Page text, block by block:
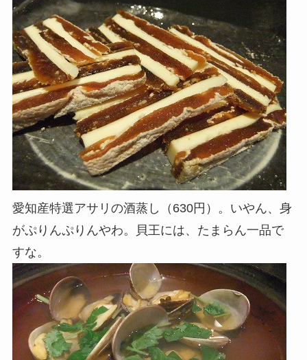
愛知産特選アサリの酒蒸し（630円）。いやん、身
がぷりんぷりんやわ。貝王には、たまらん一品で
すな。